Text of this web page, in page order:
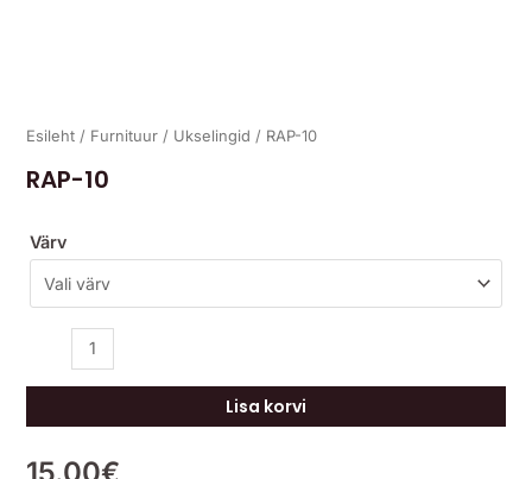
Esileht/ Furnituur/ Ukselingid / RAP-10
RAP-10
Värv
Lisa korvi